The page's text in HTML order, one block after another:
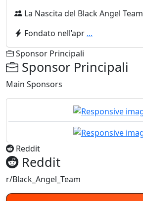
La Nascita del Black Angel Team
Fondato nell’apr ...
Sponsor Principali
Sponsor Principali
Main Sponsors
Reddit
Reddit
r/Black_Angel_Team